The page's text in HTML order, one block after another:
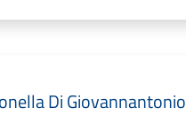
Di Giovannantonio